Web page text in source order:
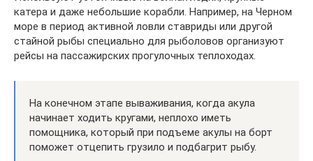
катера и даже небольшие корабли. Например, на Черном
море в период активной ловли ставриды или другой
стайной рыбы специально для рыболовов организуют
рейсы на пассажирских прогулочных теплоходах.
На конечном этапе вываживания, когда акула
начинает ходить кругами, неплохо иметь
помощника, который при подъеме акулы на борт
поможет отцепить грузило и подбагрит рыбу.